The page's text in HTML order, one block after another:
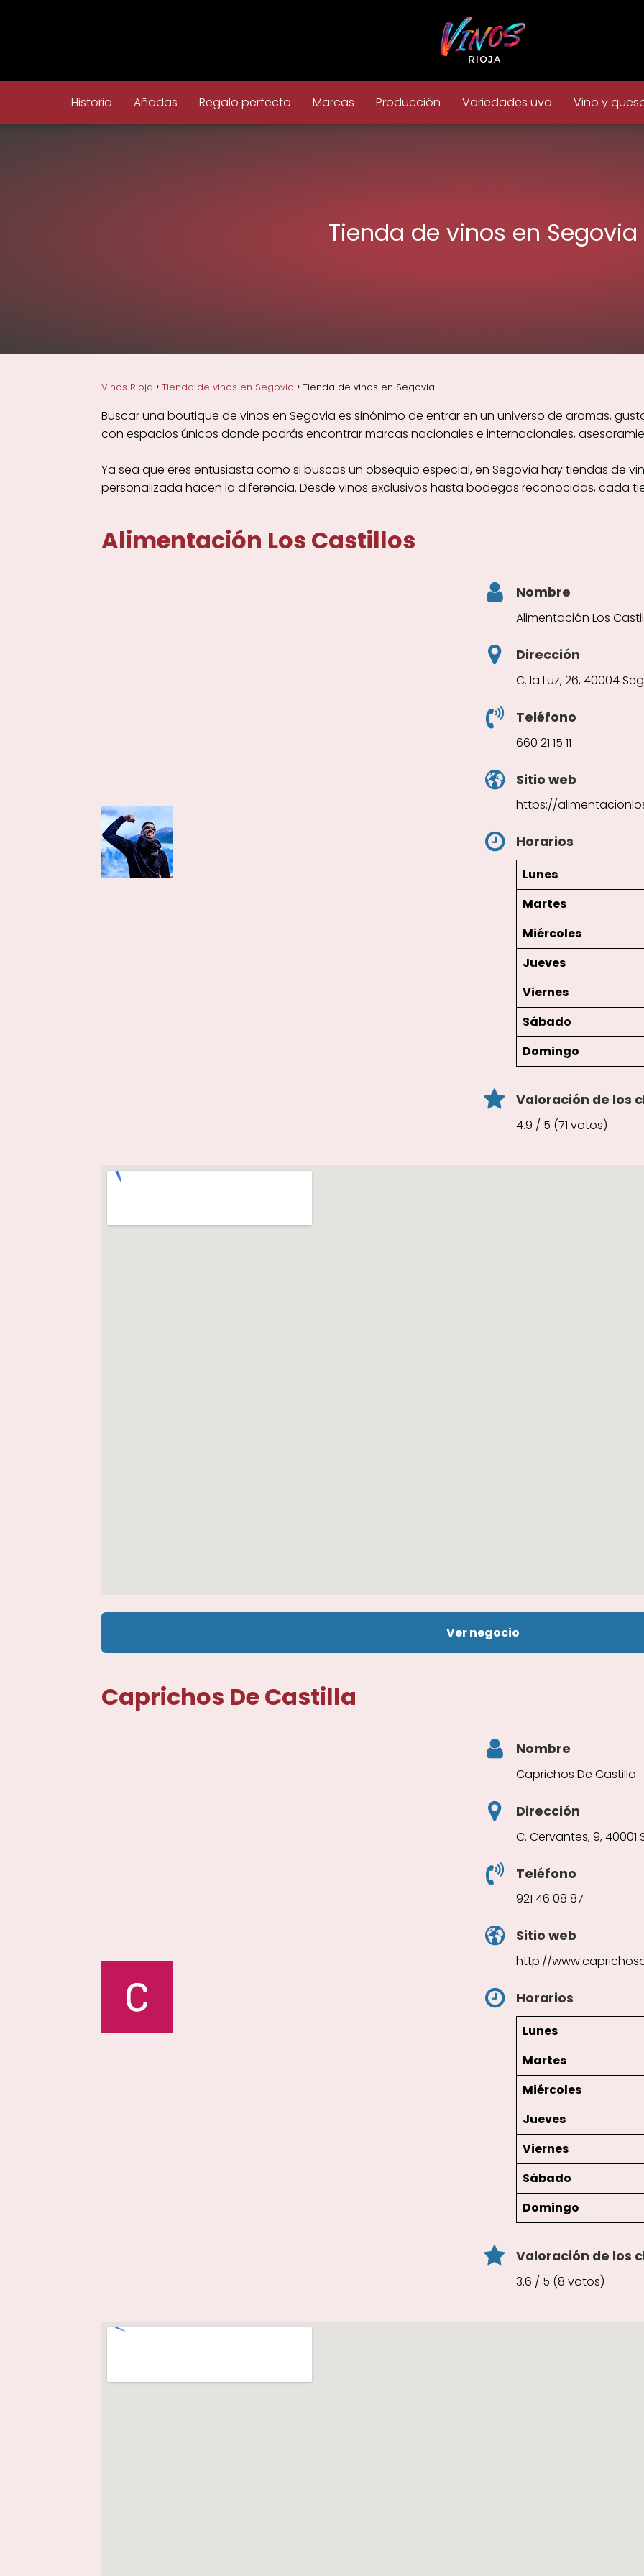
Historia Añadas Regalo perfecto Marcas Producción Variedades uva Vino y
Tienda de vinos en Segovia
Vinos Rioja Tienda de vinos en Segovia Tienda de vinos en Segovia
Buscar una boutique de vinos en Segovia es sinónimo de entrar en un universo de aromas,
con espacios únicos donde podrás encontrar marcas nacionales e internacionales,
Ya sea que eres entusiasta como si buscas un obsequio especial, en Segovia hay tiendas de
personalizada hacen la diferencia. Desde vinos exclusivos hasta bodegas reconocidas, cada
Alimentación Los Castillos
Nombre
Alimentación Los
Dirección
C. la Luz, 26, 40004
Teléfono
660 21 15 11
Sitio web
https://
Horarios
Lunes
Martes
Miércoles
Jueves
Viernes
Sábado
Domingo
Valoración de los
4.9 / 5 (71 votos)
Ver negocio
Caprichos De Castilla
Nombre
Caprichos De Castilla
Dirección
C. Cervantes, 9, 40001
Teléfono
921 46 08 87
Sitio web
http://
Horarios
Lunes
Martes
Miércoles
Jueves
Viernes
Sábado
Domingo
Valoración de los
3.6 / 5 (8 votos)